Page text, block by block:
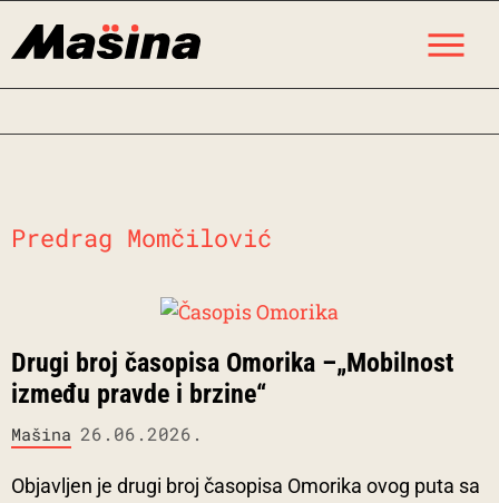
Predrag Momčilović
Drugi broj časopisa Omorika –„Mobilnost
između pravde i brzine“
Mašina 26.06.2026.
Objavljen je drugi broj časopisa Omorika ovog puta sa